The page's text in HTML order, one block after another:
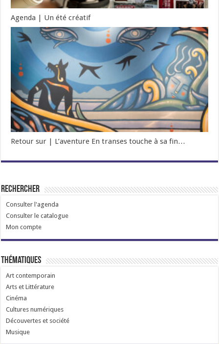
Agenda | Un été créatif
Retour sur | L’aventure En transes touche à sa fin…
Rechercher
Consulter l'agenda
Consulter le catalogue
Mon compte
Thématiques
Art contemporain
Arts et Littérature
Cinéma
Cultures numériques
Découvertes et société
Musique